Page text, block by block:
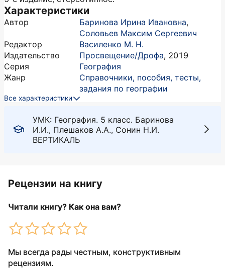
УМК: География. 5 класс. Баринова
И.И., Плешаков А.А., Сонин Н.И.
ВЕРТИКАЛЬ
Характеристики
Автор Баринова Ирина Ивановна,
Соловьев Максим Сергеевич
Редактор
Василенко М. Н.
Издательство
Просвещение/Дрофа, 2019
Серия
География
Жанр
Справочники, пособия, тесты,
задания по географии
Все характеристики
Рецензии на книгу
Читали книгу? Как она вам?
Мы всегда рады честным, конструктивным
рецензиям.